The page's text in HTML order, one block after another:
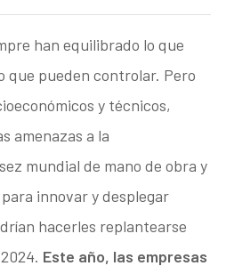
han equilibrado lo que
que pueden controlar. Pero
y técnicos,
amenazas a la
mundial de mano de obra y
innovar y desplegar
hacerles replantearse
Este año, las empresas